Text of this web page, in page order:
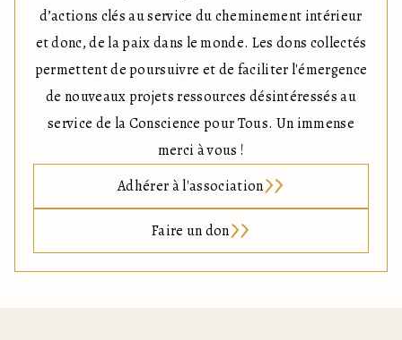
d’actions clés au service du cheminement intérieur
et donc, de la paix dans le monde. Les dons collectés
permettent de poursuivre et de faciliter l'émergence
de nouveaux projets ressources désintéressés au
service de la Conscience pour Tous. Un immense
merci à vous !
Adhérer à l'association
Faire un don